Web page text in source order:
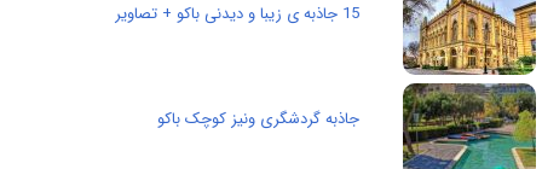
15 جاذبه ی زیبا و دیدنی باکو + تصاویر
جاذبه گردشگری ونیز کوچک باکو